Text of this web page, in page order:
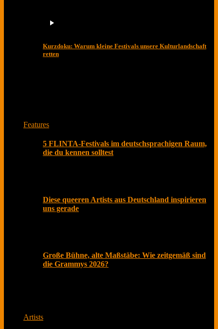
Kurzdoku: Warum kleine Festivals unsere Kulturlandschaft
retten
Features
5 FLINTA-Festivals im deutschsprachigen Raum,
die du kennen solltest
Diese queeren Artists aus Deutschland inspirieren
uns gerade
Große Bühne, alte Maßstäbe: Wie zeitgemäß sind
die Grammys 2026?
Artists